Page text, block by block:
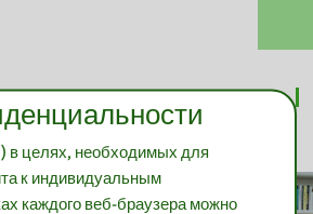
в целях, необходимых для
к индивидуальным
каждого веб-браузера можно